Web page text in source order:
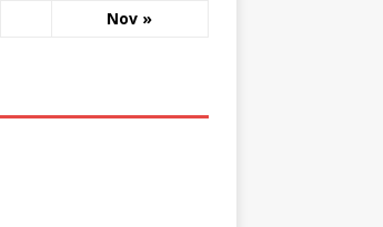
Nov »